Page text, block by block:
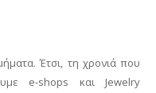
Έτσι, τη χρονιά που
e-shops και Jewelry